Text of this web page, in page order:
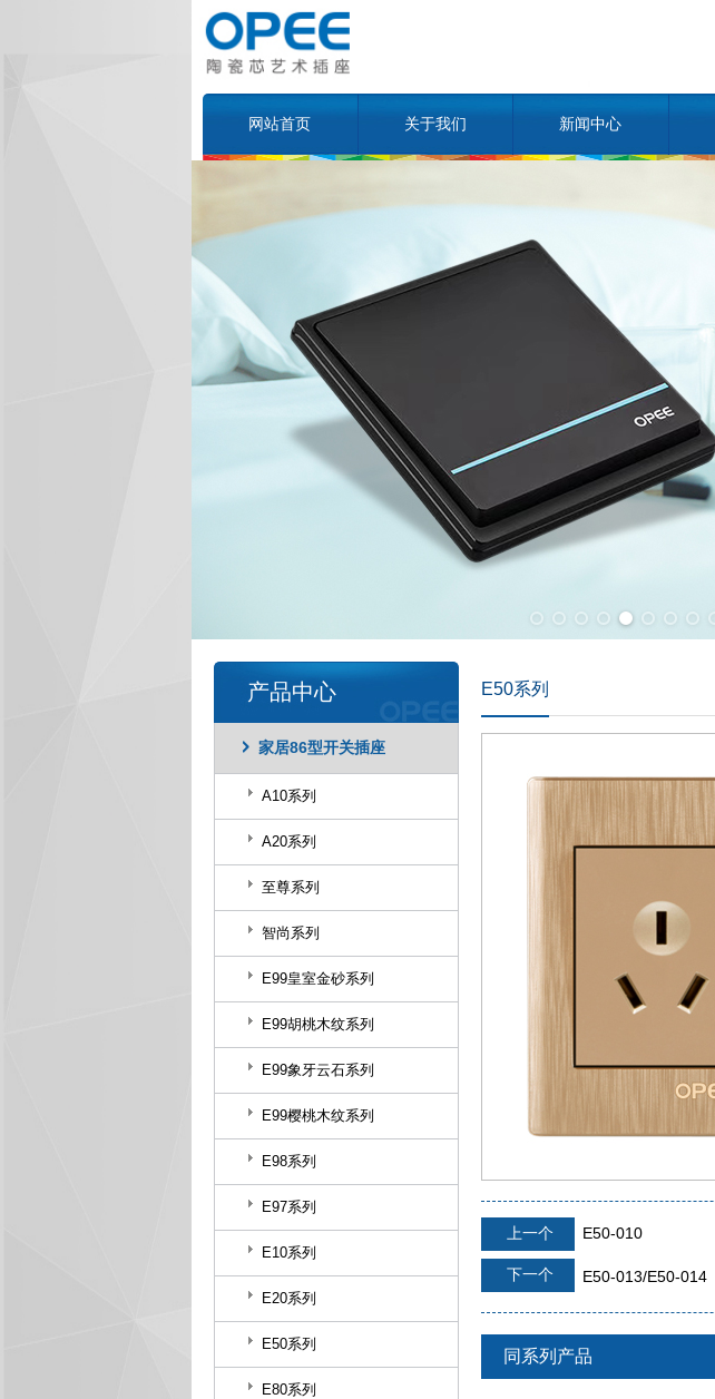
网站首页 关于我们 新闻中心
产品中心
家居86型开关插座
A10系列
A20系列
至尊系列
智尚系列
E99皇室金砂系列
E99胡桃木纹系列
E99象牙云石系列
E99樱桃木纹系列
E98系列
E97系列
E10系列
E20系列
E50系列
E80系列
E50系列
上一个 E50-010
下一个 E50-013/E50-014
同系列产品